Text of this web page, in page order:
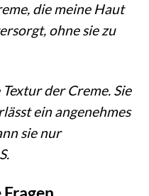
die meine Haut
ohne sie zu
der Creme. Sie
ein angenehmes
sie nur